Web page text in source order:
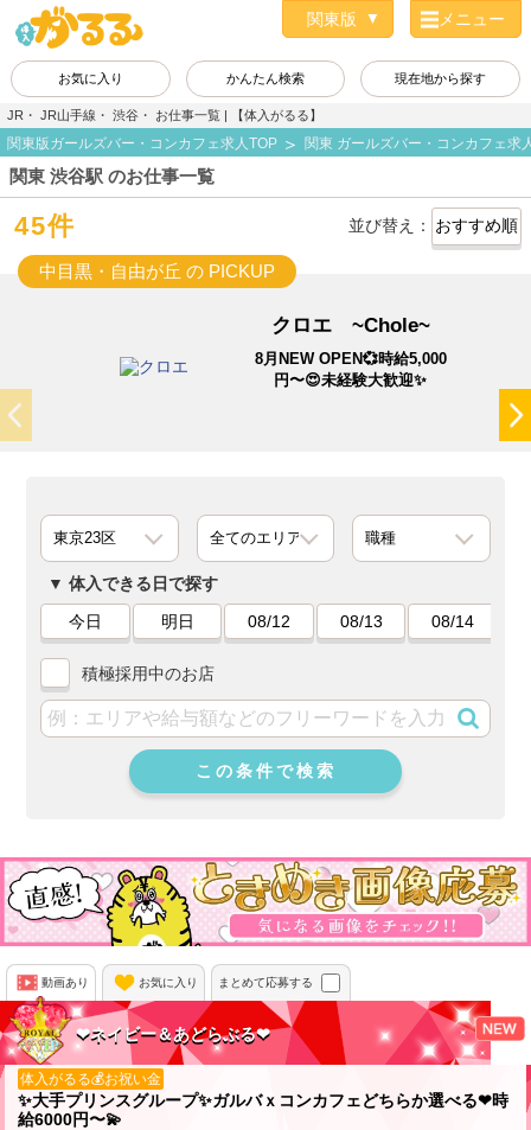
メニュー
お気に入り かんたん検索 現在地から探す
JR・ JR山手線・ 渋谷・ お仕事一覧 | 【体入がるる】
関東版ガールズバー・コンカフェ求人TOP 関東 ガールズバー・コンカフェ求
関東 渋谷駅 のお仕事一覧
45件 並び替え：
中目黒・自由が丘 の PICKUP
クロエ ~Chole~
8月NEW OPEN💞時給5,000
円〜😍未経験大歓迎✨
体入できる日で探す
今日
明日 08/12 08/13 08/14
積極採用中のお店
この条件で検索
動画あり お気に入り まとめて応募する
❤ネイビー＆あどらぶる❤
体入がるる💰お祝い金
✨大手プリンスグループ✨ガルバｘコンカフェどちらか選べる❤時
給6000円〜💫